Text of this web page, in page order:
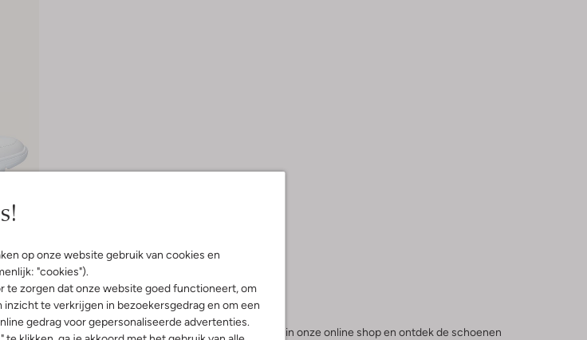
op onze website gebruik van cookies en
"cookies").
te zorgen dat onze website goed functioneert, om
inzicht te verkrijgen in bezoekersgedrag en om een
gedrag voor gepersonaliseerde advertenties.
tussen stijl en kwaliteit ervaren? Kijk dan eens rond in onze online shop en ontdek de schoenen